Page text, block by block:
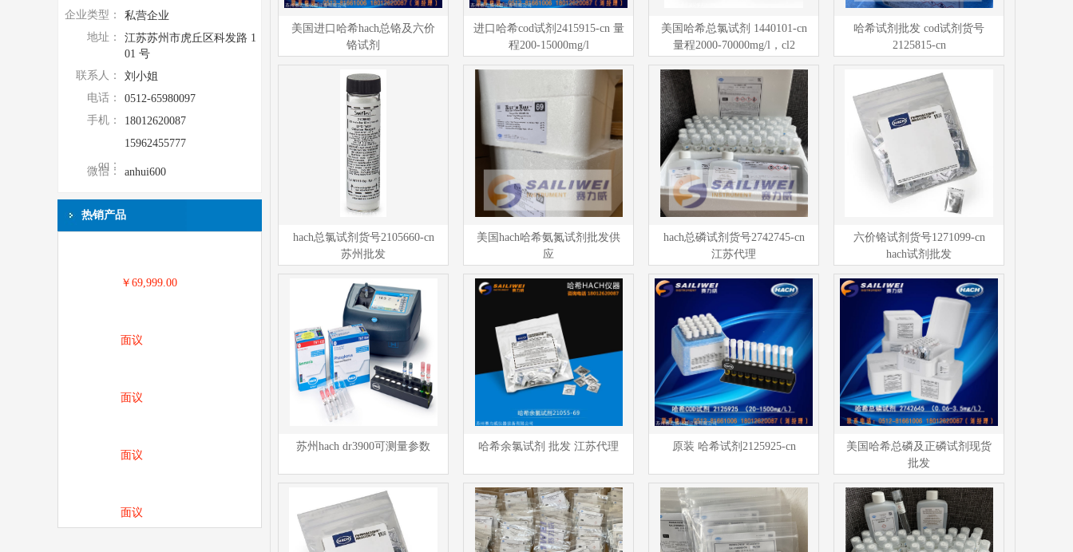
美国进口哈希hach总铬及六价
铬试剂
进口哈希cod试剂2415915-cn 量
程200-15000mg/l
美国哈希总氯试剂 1440101-cn
量程2000-70000mg/l，cl2
哈希试剂批发 cod试剂货号
2125815-cn
hach总氯试剂货号2105660-cn
苏州批发
美国hach哈希氨氮试剂批发供
应
hach总磷试剂货号2742745-cn
江苏代理
六价铬试剂货号1271099-cn
hach试剂批发
苏州hach dr3900可测量参数 哈希余氯试剂 批发 江苏代理 原装 哈希试剂2125925-cn
美国哈希总磷及正磷试剂现货
批发
企业类型：
私营企业
地址：
江苏苏州市虎丘区科发路 1
01 号
联系人：
刘小姐
电话：
0512-65980097
手机：
18012620087
15962455777
qq：
微信： anhui600
热销产品
￥69,999.00
面议
面议
面议
面议